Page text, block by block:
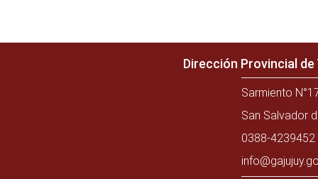
Dirección Provincial
Sarmiento
San Salvador
0388-